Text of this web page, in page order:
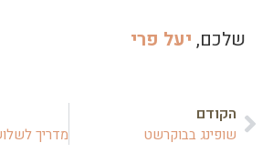
שלכם, יעל פרי
הקודם
שופינג בבוקרשט